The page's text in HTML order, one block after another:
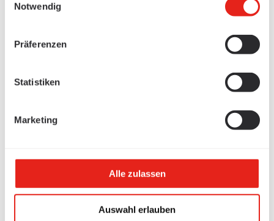
Notwendig
Präferenzen
Statistiken
Marketing
Alle zulassen
Auswahl erlauben